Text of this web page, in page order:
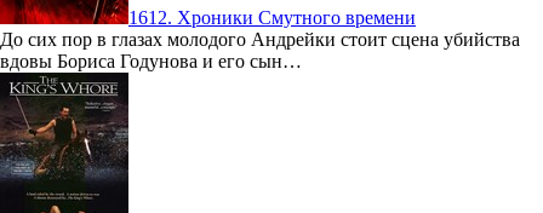
1612. Хроники Смутного времени
До сих пор в глазах молодого Андрейки стоит сцена убийства
вдовы Бориса Годунова и его сын…